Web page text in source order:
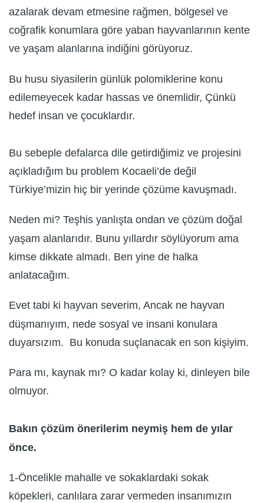
azalarak devam etmesine rağmen, bölgesel ve
coğrafik konumlara göre yaban hayvanlarının kente
ve yaşam alanlarına indiğini görüyoruz.
Bu husu siyasilerin günlük polomiklerine konu
edilemeyecek kadar hassas ve önemlidir, Çünkü
hedef insan ve çocuklardır.
Bu sebeple defalarca dile getirdiğimiz ve projesini
açıkladığım bu problem Kocaeli’de değil
Türkiye’mizin hiç bir yerinde çözüme kavuşmadı.
Neden mi? Teşhis yanlışta ondan ve çözüm doğal
yaşam alanlarıdır. Bunu yıllardır söylüyorum ama
kimse dikkate almadı. Ben yine de halka
anlatacağım.
Evet tabi ki hayvan severim, Ancak ne hayvan
düşmanıyım, nede sosyal ve insani konulara
duyarsızım. Bu konuda suçlanacak en son kişiyim.
Para mı, kaynak mı? O kadar kolay ki, dinleyen bile
olmuyor.
Bakın çözüm önerilerim neymiş hem de yılar
önce.
1-Öncelikle mahalle ve sokaklardaki sokak
köpekleri, canlılara zarar vermeden insanımızın